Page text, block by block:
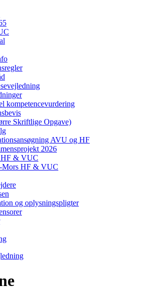
kompetencevurdering
Skriftlige Opgave)
AVU og HF
2026
& VUC
Mors HF & VUC
og oplysningspligter